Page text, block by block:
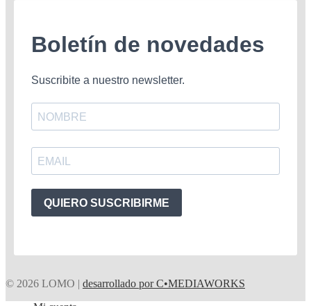
Boletín de novedades
Suscribite a nuestro newsletter.
QUIERO SUSCRIBIRME
© 2026 LOMO | desarrollado por C•MEDIAWORKS